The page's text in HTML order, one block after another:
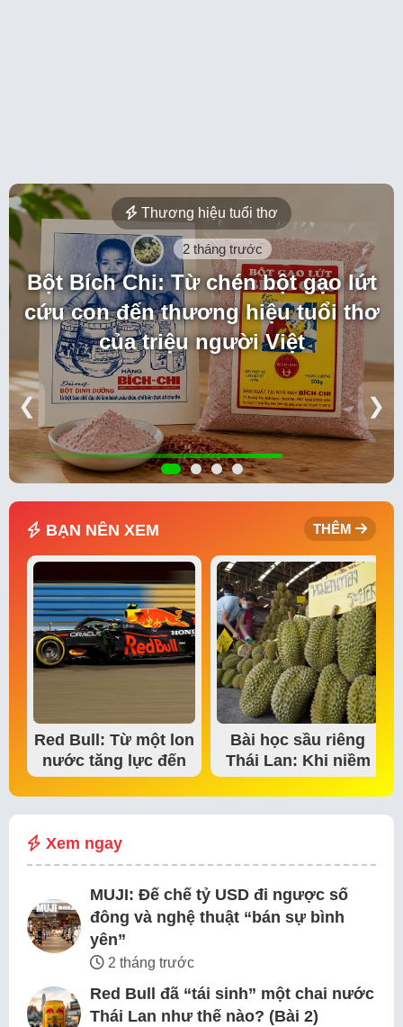
Thương hiệu tuổi thơ
2 tháng trước
Bột Bích Chi: Từ chén bột gạo lứt
cứu con đến thương hiệu tuổi thơ
của triệu người Việt
❮ ❯
BẠN NÊN XEM THÊM
Red Bull: Từ một lon
nước tăng lực đến
đế chế thể…
Bài học sầu riêng
Thái Lan: Khi niềm
tin thị trường bắt…
Xem ngay
MUJI: Đế chế tỷ USD đi ngược số
đông và nghệ thuật “bán sự bình
yên”
2 tháng trước
Red Bull đã “tái sinh” một chai nước
Thái Lan như thế nào? (Bài 2)